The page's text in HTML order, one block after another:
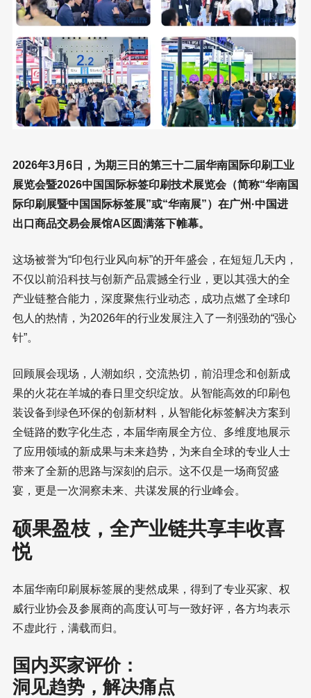
2026年3月6日，为期三日的第三十二届华南国际印刷工业
展览会暨2026中国国际标签印刷技术展览会（简称“华南国
际印刷展暨中国国际标签展”或“华南展”）在广州·中国进
出口商品交易会展馆A区圆满落下帷幕。
这场被誉为“印包行业风向标”的开年盛会，在短短几天内，
不仅以前沿科技与创新产品震撼全行业，更以其强大的全
产业链整合能力，深度聚焦行业动态，成功点燃了全球印
包人的热情，为2026年的行业发展注入了一剂强劲的“强心
针”。
回顾展会现场，人潮如织，交流热切，前沿理念和创新成
果的火花在羊城的春日里交织绽放。从智能高效的印刷包
装设备到绿色环保的创新材料，从智能化标签解决方案到
全链路的数字化生态，本届华南展全方位、多维度地展示
了应用领域的新成果与未来趋势，为来自全球的专业人士
带来了全新的思路与深刻的启示。这不仅是一场商贸盛
宴，更是一次洞察未来、共谋发展的行业峰会。
硕果盈枝，全产业链共享丰收喜
悦
本届华南印刷展标签展的斐然成果，得到了专业买家、权
威行业协会及参展商的高度认可与一致好评，各方均表示
不虚此行，满载而归。
国内买家评价：
洞见趋势，解决痛点